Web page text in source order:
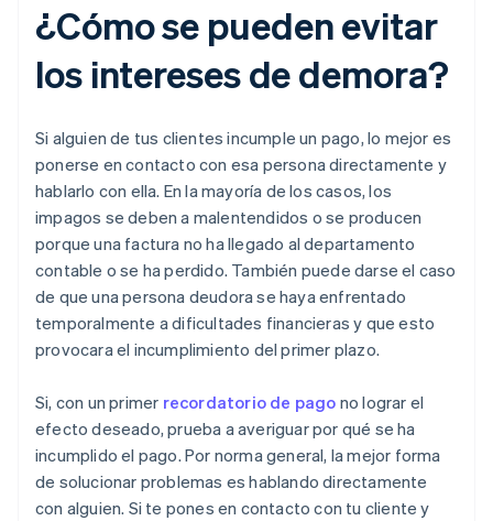
¿Cómo se pueden evitar
los intereses de demora?
Si alguien de tus clientes incumple un pago, lo mejor es
ponerse en contacto con esa persona directamente y
hablarlo con ella. En la mayoría de los casos, los
impagos se deben a malentendidos o se producen
porque una factura no ha llegado al departamento
contable o se ha perdido. También puede darse el caso
de que una persona deudora se haya enfrentado
temporalmente a dificultades financieras y que esto
provocara el incumplimiento del primer plazo.
Si, con un primer recordatorio de pago no lograr el
efecto deseado, prueba a averiguar por qué se ha
incumplido el pago. Por norma general, la mejor forma
de solucionar problemas es hablando directamente
con alguien. Si te pones en contacto con tu cliente y